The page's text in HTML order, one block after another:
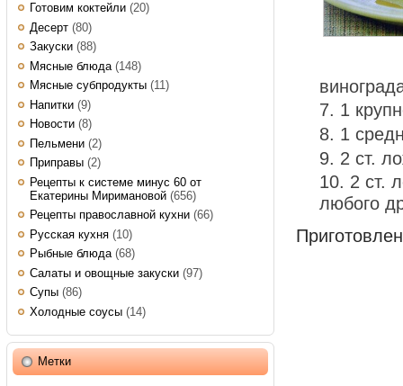
Готовим коктейли (20)
Десерт (80)
Закуски (88)
Мясные блюда (148)
Мясные субпродукты (11)
Напитки (9)
Новости (8)
Пельмени (2)
Приправы (2)
Рецепты к системе минус 60 от
Екатерины Миримановой (656)
Рецепты православной кухни (66)
Русская кухня (10)
Рыбные блюда(68)
Салаты и овощные закуски (97)
Супы (86)
Холодные соусы (14)
Метки
1
1
2 ст.
2 ст.
любого